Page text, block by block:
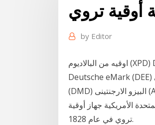
أوقية تروي
by Editor
اوقيه من البالاديوم (XPD) Dash (DASH) البوسنة - الهرسك للتحويل مارك (BAM) اوقيه من الذهب (XAU)
Deutsche eMark (DEE) البوليفار الفنزويلى fuerte (VEF) اوقيه من الفضه (XAG) DiamondCoins
(DMD) البيزو الارجنتينى (ARS) اوقيه من النحاس (XCP) تم نقل الإجراء إلى الإمبراطورية البريطانية حيث
الأمريكية جهاز أوقية
تروي في عام 1828.